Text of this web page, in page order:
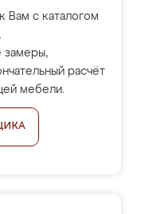
Вам с каталогом
замеры,
расчёт
мебели.